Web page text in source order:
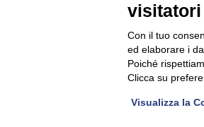
CONFARTIGIANATO - Informative
visitatori
Con il tuo
ed elaborare i
Poiché
Clicca su
Visualizza la